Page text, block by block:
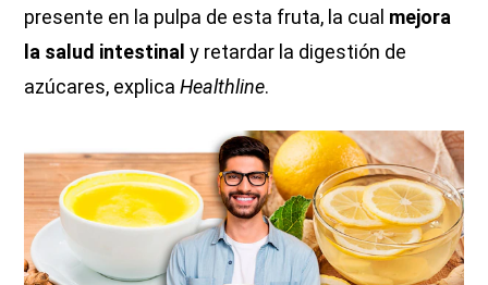
presente en la pulpa de esta fruta, la cual mejora
la salud intestinal y retardar la digestión de
azúcares, explicaHealthline.